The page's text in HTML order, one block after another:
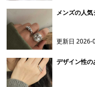
メンズの人
更新日2026-
デザイン性